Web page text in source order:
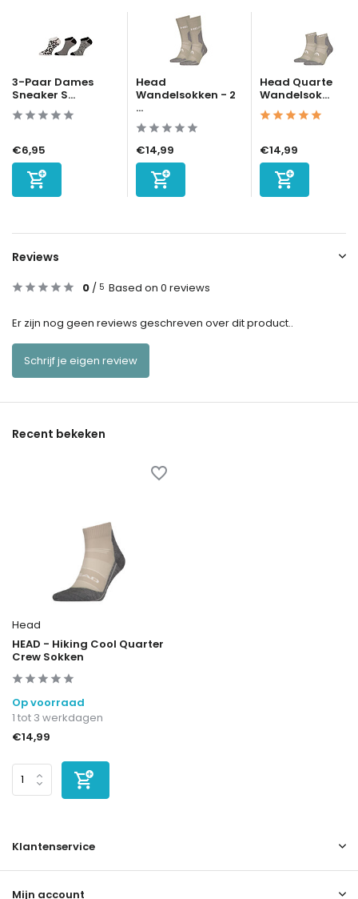
3-Paar Dames
Sneaker S...
€6,95
Head
Wandelsokken - 2
...
€14,99
Head Quarte
Wandelsok...
€14,99
Reviews
0 / 5 Based on 0 reviews
Er zijn nog geen reviews geschreven over dit product..
Schrijf je eigen review
Recent bekeken
Head
HEAD - Hiking Cool Quarter
Crew Sokken
Op voorraad
1 tot 3 werkdagen
€14,99
Klantenservice
Mijn account